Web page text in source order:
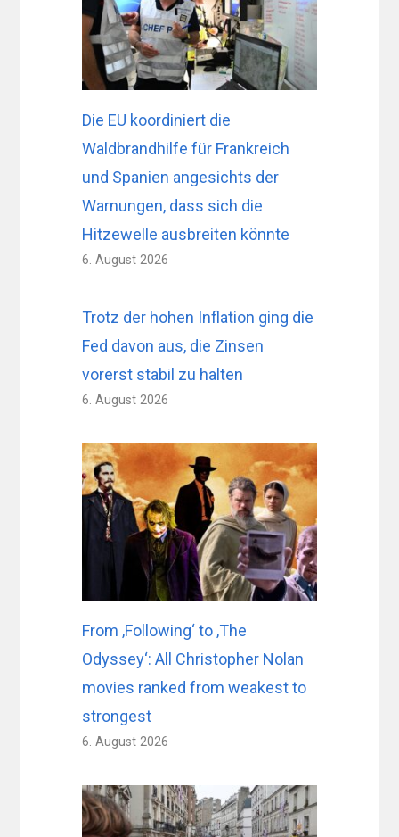
Die EU koordiniert die
Waldbrandhilfe für Frankreich
und Spanien angesichts der
Warnungen, dass sich die
Hitzewelle ausbreiten könnte
6. August 2026
Trotz der hohen Inflation ging die
Fed davon aus, die Zinsen
vorerst stabil zu halten
6. August 2026
From ‚Following‘ to ‚The
Odyssey‘: All Christopher Nolan
movies ranked from weakest to
strongest
6. August 2026